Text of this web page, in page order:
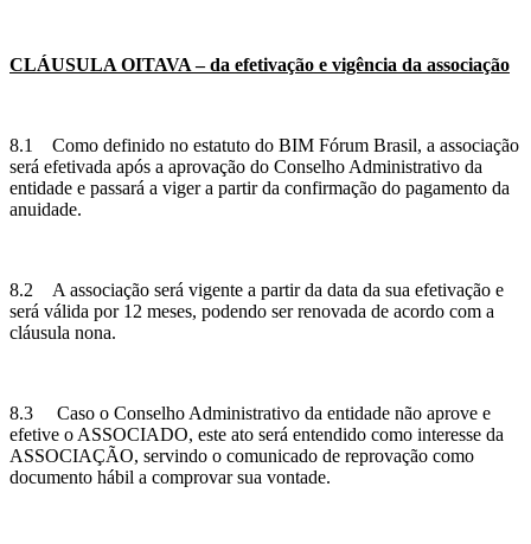
CLÁUSULA OITAVA – da efetivação e vigência da associação
8.1 Como definido no estatuto do BIM Fórum Brasil, a associação
será efetivada após a aprovação do Conselho Administrativo da
entidade e passará a viger a partir da confirmação do pagamento da
anuidade.
8.2 A associação será vigente a partir da data da sua efetivação e
será válida por 12 meses, podendo ser renovada de acordo com a
cláusula nona.
8.3 Caso o Conselho Administrativo da entidade não aprove e
efetive o ASSOCIADO, este ato será entendido como interesse da
ASSOCIAÇÃO, servindo o comunicado de reprovação como
documento hábil a comprovar sua vontade.